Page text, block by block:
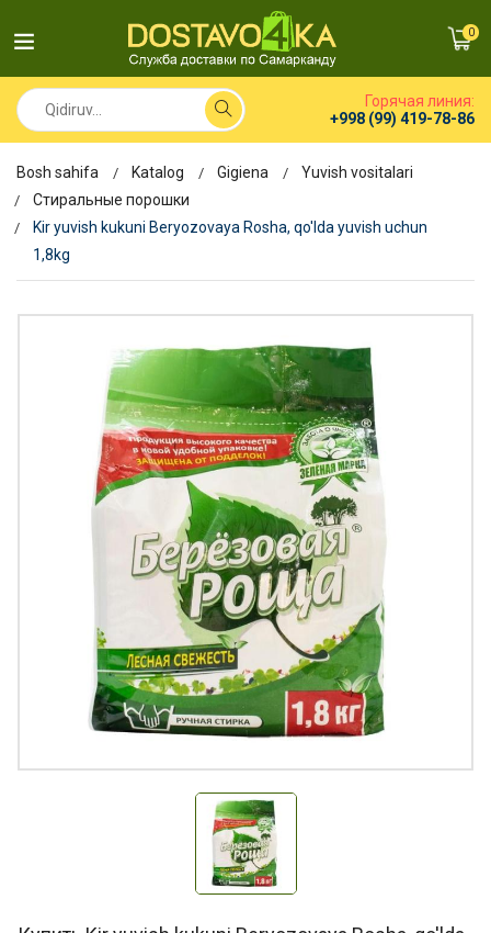
0
Горячая линия:
+998 (99) 419-78-86
Bosh sahifa Katalog Gigiena
Yuvish vositalari
Стиральные порошки
Kir yuvish kukuni Beryozovaya Rosha, qo'lda yuvish uchun
1,8kg